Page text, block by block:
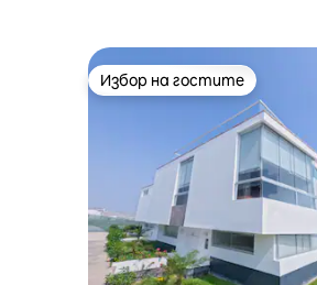
Избор на гостите
Избор на гостите